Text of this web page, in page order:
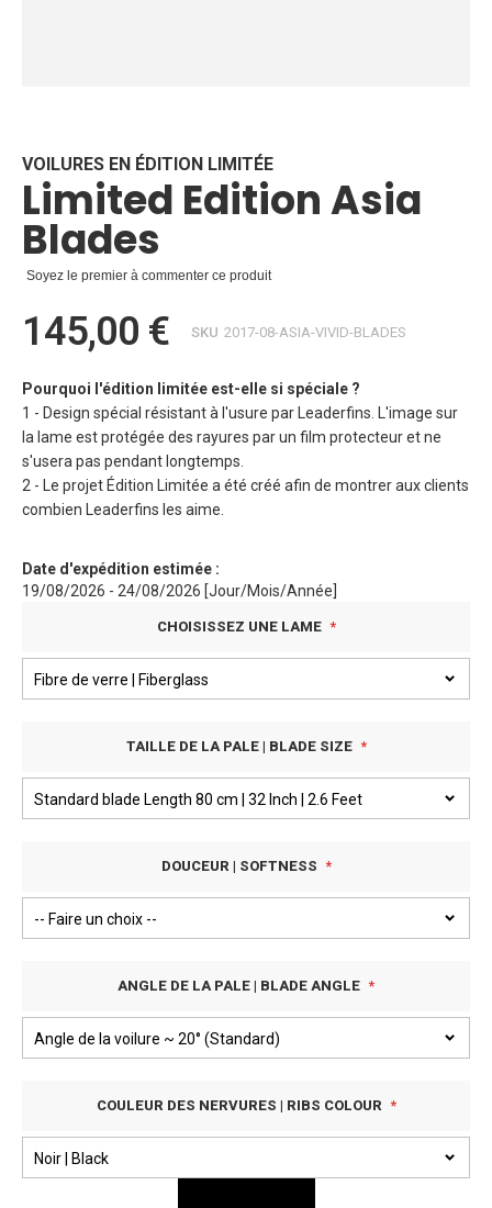
beginning
of
the
images
gallery
VOILURES EN ÉDITION LIMITÉE
Limited Edition Asia
Blades
Soyez le premier à commenter ce produit
145,00 € SKU 2017-08-ASIA-VIVID-BLADES
Pourquoi l'édition limitée est-elle si spéciale ?
1 - Design spécial résistant à l'usure par Leaderfins. L'image sur
la lame est protégée des rayures par un film protecteur et ne
s'usera pas pendant longtemps.
2 - Le projet Édition Limitée a été créé afin de montrer aux clients
combien Leaderfins les aime.
Date d'expédition estimée :
19/08/2026 - 24/08/2026 [Jour/Mois/Année]
CHOISISSEZ UNE LAME
TAILLE DE LA PALE | BLADE SIZE
DOUCEUR | SOFTNESS
ANGLE DE LA PALE | BLADE ANGLE
COULEUR DES NERVURES | RIBS COLOUR